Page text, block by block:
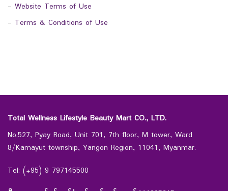
- Website Terms of Use
- Terms & Conditions of Use
Total Wellness Lifestyle Beauty Mart CO., LTD.
No.527, Pyay Road, Unit 701, 7th floor, M tower, Ward
8/Kamayut township, Yangon Region, 11041, Myanmar.
Tel: (+95) 9 797145500